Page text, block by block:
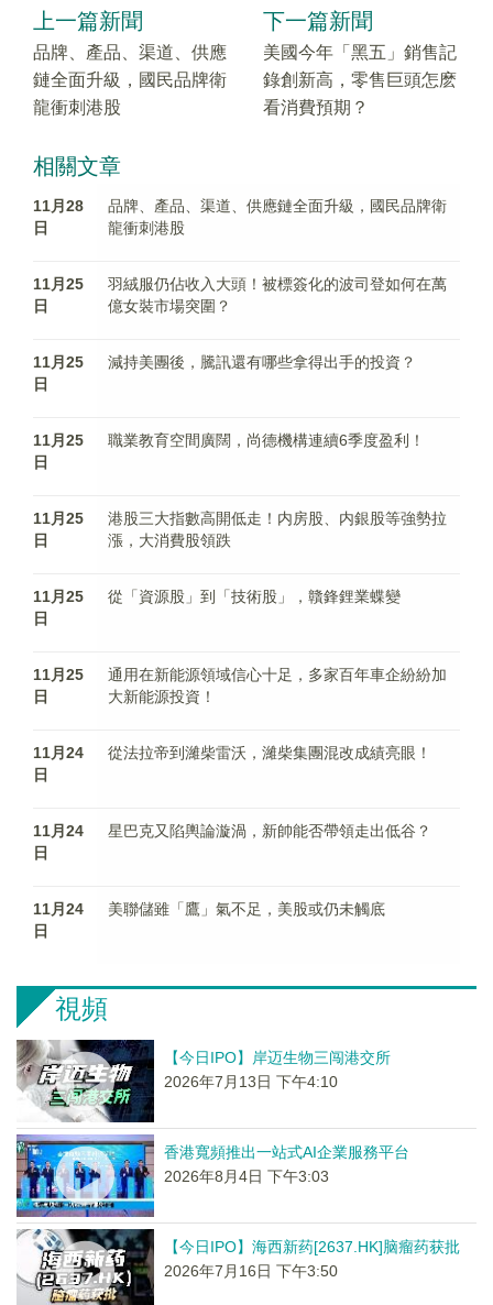
上一篇新聞
品牌、產品、渠道、供應
鏈全面升級，國民品牌衛
龍衝刺港股
下一篇新聞
美國今年「黑五」銷售記
錄創新高，零售巨頭怎麽
看消費預期？
相關文章
11月28
日
品牌、產品、渠道、供應鏈全面升級，國民品牌衛
龍衝刺港股
11月25
日
羽絨服仍佔收入大頭！被標簽化的波司登如何在萬
億女裝市場突圍？
11月25
日
減持美團後，騰訊還有哪些拿得出手的投資？
11月25
日
職業教育空間廣闊，尚德機構連續6季度盈利！
11月25
日
港股三大指數高開低走！内房股、内銀股等強勢拉
漲，大消費股領跌
11月25
日
從「資源股」到「技術股」，贛鋒鋰業蝶變
11月25
日
通用在新能源領域信心十足，多家百年車企紛紛加
大新能源投資！
11月24
日
從法拉帝到濰柴雷沃，濰柴集團混改成績亮眼！
11月24
日
星巴克又陷輿論漩渦，新帥能否帶領走出低谷？
11月24
日
美聯儲雖「鷹」氣不足，美股或仍未觸底
視頻
【今日IPO】岸迈生物三闯港交所
2026年7月13日 下午4:10
香港寬頻推出一站式AI企業服務平台
2026年8月4日 下午3:03
【今日IPO】海西新药[2637.HK]脑瘤药获批
2026年7月16日 下午3:50